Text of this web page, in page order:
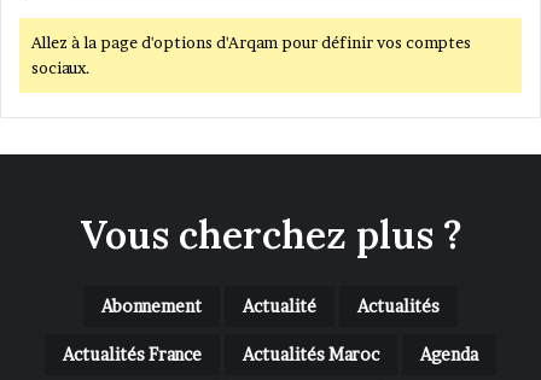
Allez à la page d'options d'Arqam pour définir vos comptes
sociaux.
Vous cherchez plus ?
Abonnement Actualité Actualités
Actualités France Actualités Maroc Agenda